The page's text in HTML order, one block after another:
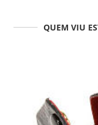
QUEM VIU